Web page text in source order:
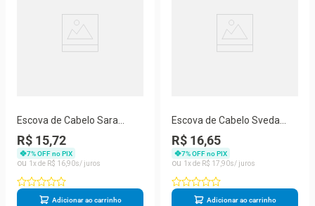
Escova de Cabelo Sara
Sveda Hair 1un
R$ 15,72
7% OFF no PIX
1
R$ 1690
Adicionar ao carrinho
Escova de Cabelo Sveda
Hair Almofada Quadrada
1un
R$ 16,65
7% OFF no PIX
1
R$ 17 90
Adicionar ao carrinho